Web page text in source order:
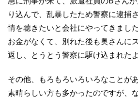
り込んで、 乱暴したため警察に逮捕
情を聴きたいと会社にやってきました
お金がなくて、別れた後も奥さんに
返し、
とうとう警察に駆け込まれた
その他、もろもろいろいろなことが
素晴らしい方も多かったのですが、